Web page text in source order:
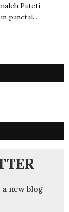
Puteti
punctul...
new blog